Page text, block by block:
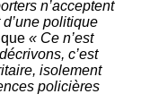
n’acceptent
politique
que« Ce n’est
c’est
isolement
policières